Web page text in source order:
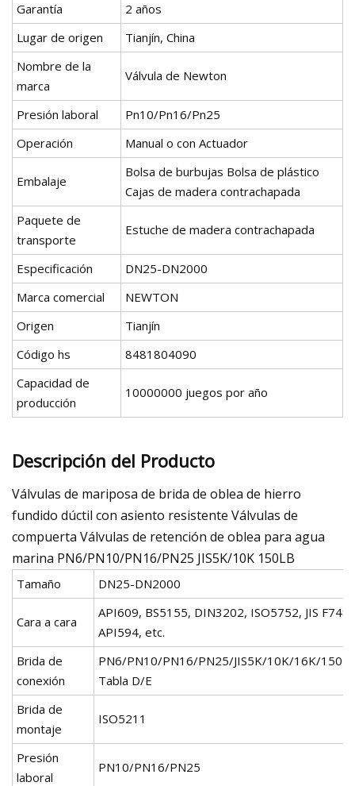
Garantía
2 años
Lugar de origen
Tianjín, China
Nombre de la
marca
Válvula de Newton
Presión laboral
Pn10/Pn16/Pn25
Operación
Manual o con Actuador
Embalaje
Bolsa de burbujas Bolsa de plástico
Cajas de madera contrachapada
Paquete de
transporte
Estuche de madera contrachapada
Especificación
DN25-DN2000
Marca comercial
NEWTON
Origen
Tianjín
Código hs
8481804090
Capacidad de
producción
10000000 juegos por año
Descripción del Producto
Válvulas de mariposa de brida de oblea de hierro
fundido dúctil con asiento resistente Válvulas de
compuerta Válvulas de retención de oblea para agua
marina PN6/PN10/PN16/PN25 JIS5K/10K 150LB
Tamaño DN25-DN2000
Cara a cara
API609, BS5155, DIN3202, ISO5752, JIS
API594, etc.
Brida de
conexión
PN6/PN10/PN16/PN25/JIS5K/10K/16K/
Tabla D/E
Brida de
montaje
ISO5211
Presión
laboral
PN10/PN16/PN25